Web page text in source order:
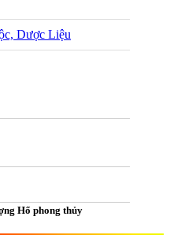
Dược Liệu
Hổ phong thủy